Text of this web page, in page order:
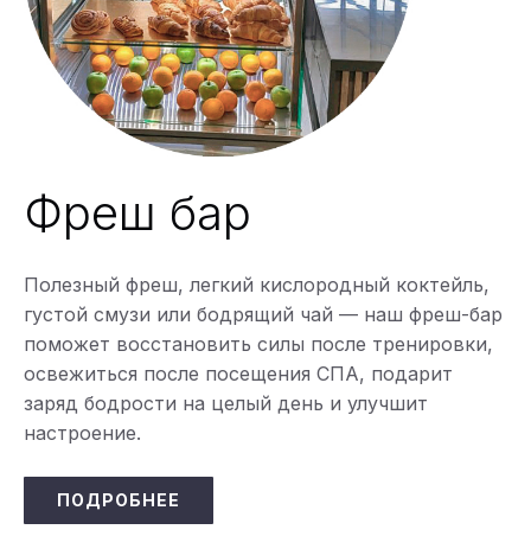
Фреш бар
Полезный фреш, легкий кислородный коктейль,
густой смузи или бодрящий чай — наш фреш-бар
поможет восстановить силы после тренировки,
освежиться после посещения СПА, подарит
заряд бодрости на целый день и улучшит
настроение.
ПОДРОБНЕЕ